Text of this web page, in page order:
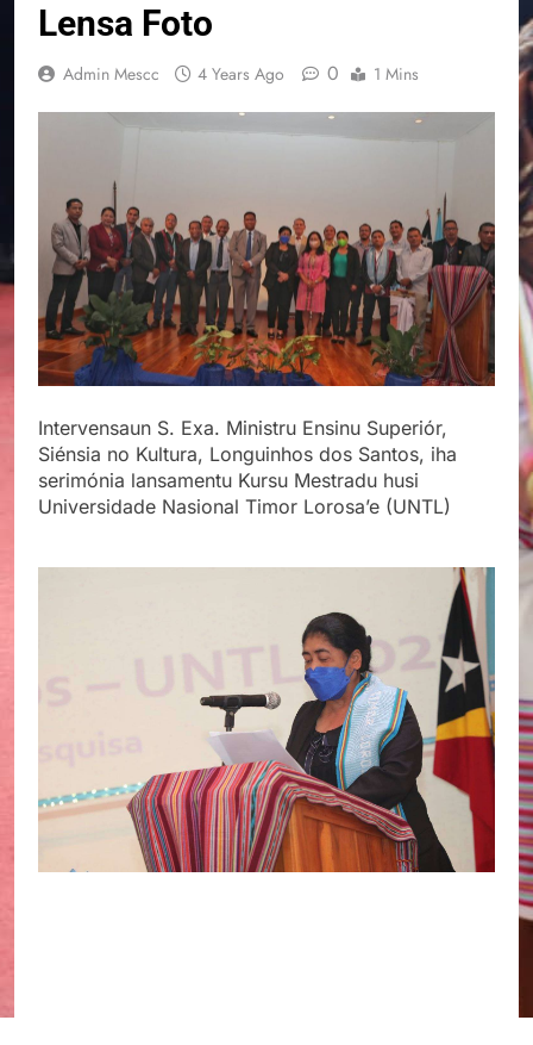
Lensa Foto
Admin Mescc 4 Years Ago 0 1 Mins
Intervensaun S. Exa. Ministru Ensinu Superiór,
Siénsia no Kultura, Longuinhos dos Santos, iha
serimónia lansamentu Kursu Mestradu husi
Universidade Nasional Timor Lorosa’e (UNTL)